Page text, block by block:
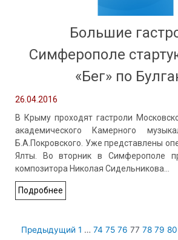
Большие
Симферополе
«Бег» по
26.04.2016
В Крыму проходят гастроли
академического Камерного
Б.А.Покровского. Уже представлены
Ялты. Во вторник в Симферополе
композитора Николая Сидельникова…
Подробнее
Предыдущий 1 … 74 75 76 77 78 79 80